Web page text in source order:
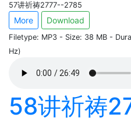
57讲祈祷2777--2785
More Download
Filetype: MP3 - Size: 38 MB -
Hz)
58讲祈祷